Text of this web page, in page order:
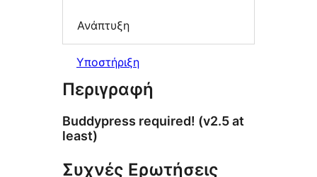
Ανάπτυξη
Υποστήριξη
Περιγραφή
Buddypress required! (v2.5 at
least)
Συχνές Ερωτήσεις